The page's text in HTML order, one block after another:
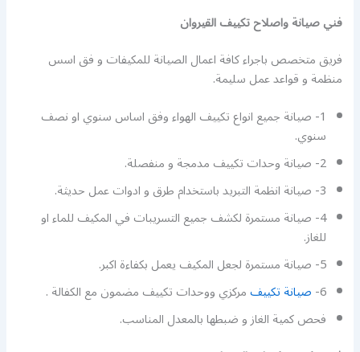
فني صيانة واصلاح تكييف القيروان
فريق متخصص باجراء كافة اعمال الصيانة للمكيفات و فق اسس
منظمة و قواعد عمل سليمة.
1- صيانة جميع انواع تكييف الهواء وفق اساس سنوي او نصف
سنوي.
2- صيانة وحدات تكييف مدمجة و منفصلة.
3- صيانة انظمة التبريد باستخدام طرق و ادوات عمل حديثة.
4- صيانة مستمرة لكشف جميع التسريبات في المكيف للماء او
للغاز.
5- صيانة مستمرة لجعل المكيف يعمل بكفاءة اكبر.
6- صيانة تكييفمركزي ووحدات تكييف مضمون مع الكفالة .
فحص كمية الغاز و ضبطها بالمعدل المناسب.